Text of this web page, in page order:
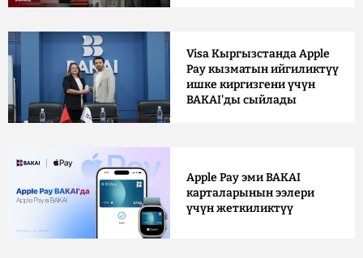
Visa Кыргызстанда Apple
Pay кызматын ийгиликтүү
ишке киргизгени үчүн
BAKAI'ды сыйлады
Apple Pay эми BAKAI
карталарынын ээлери
үчүн жеткиликтүү